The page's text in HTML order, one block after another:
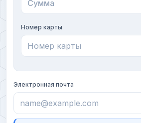
Номер карты
Электронная почта